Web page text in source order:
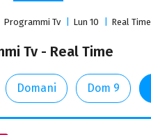
Programmi Tv Lun 10 Real Time
Tv - Real Time
Domani Dom 9